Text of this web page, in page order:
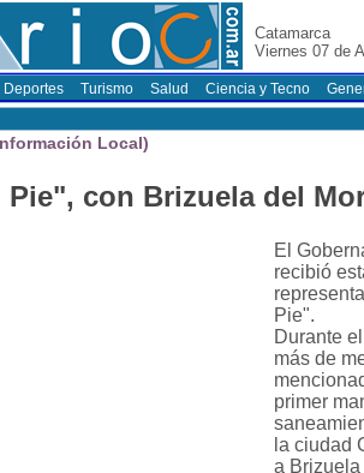
Catamarca
Viernes 07 de
Deportes Turismo Salud Ciencia y Tecno
Local)
con Brizuela del
El
recibió
Pie".
Durante
más de
primer
la ciudad
a Brizuela